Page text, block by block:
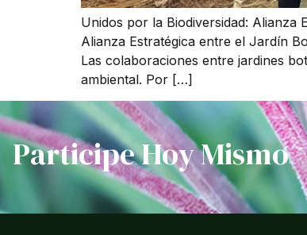
Unidos por la Biodiversidad: Alianza
Alianza Estratégica entre el Jardín
Las colaboraciones entre jardines
ambiental. Por […]
Participe Hoy Mismo